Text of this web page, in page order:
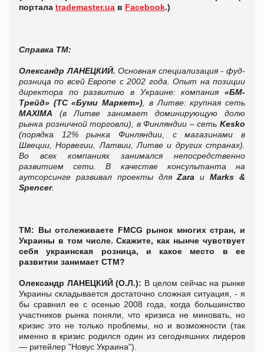
портала trademaster.ua в Facebook.)
Справка ТМ:
Олександр ЛАНЕЦКИЙ.Основная специализация - фуд-
розница по всей Европе с 2002 года. Опыт на позиции
директора по развитию в Украине: компания «БМ-
Трейд» (ТС «Буми Маркет») , в Литве: крупная сеть
MAXIMA (в Литве занимает доминирующую долю
рынка розничной торговли), в Финляндии – сеть Kesko
(порядка 12% рынка Финляндии, с магазинами в
Швеции, Норвегии, Латвии, Литве и других странах).
Во всех компаниях занимался непосредственно
развитием сети. В качестве консультанта на
аутсорсинге развивал проекты дляZaraи Marks &
Spencer.
ТМ: Вы отслеживаете FMCG рынок многих стран, и
Украины в том числе. Скажите, как нынче чувствует
себя украинская розница, и какое место в ее
развитии занимает СТМ?
Олександр ЛАНЕЦКИЙ (О.Л.): В целом сейчас на рынке
Украины складывается достаточно сложная ситуация, - я
бы сравнил ее с осенью 2008 года, когда большинство
участников рынка поняли, что кризиса не миновать, но
кризис это не только проблемы, но и возможности (так
именно в кризис родился один из сегодняшних лидеров
— ритейлер "Новус Украина").